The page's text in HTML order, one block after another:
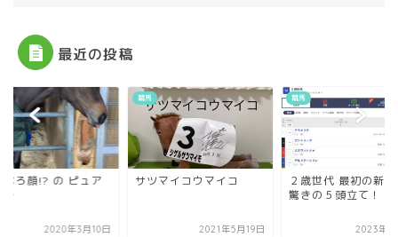
最近の投稿
ぺろ顔!? の ピュア
ー
2020年3月10日
競馬
サツマイコウマイコ
2021年5月19日
競馬
２歳世代 最初の新
驚きの５頭立て！
2023年6